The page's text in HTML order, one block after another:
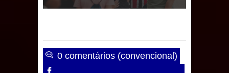
0 comentários (convencional)